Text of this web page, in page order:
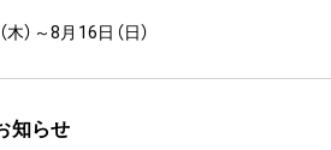
）～8月16日（日）
知らせ